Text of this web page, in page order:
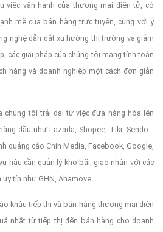
việc vận hành của thương mại điện tử, có
mẽ của bán hàng trực tuyến, cùng với ý
nghệ dẫn dắt xu hướng thị trường và giảm
các giải pháp của chúng tôi mang tính toàn
hàng và doanh nghiệp một cách đơn giản
chúng tôi trải dài từ việc đưa hàng hóa lên
đầu như Lazada, Shopee, Tiki, Sendo...
quảng cáo Chin Media, Facebook, Google,
hậu cần quản lý kho bãi, giao nhận với các
tín như GHN, Ahamove...
khâu tiếp thị và bán hàng thương mại điện
nhất từ tiếp thị đến bán hàng cho doanh